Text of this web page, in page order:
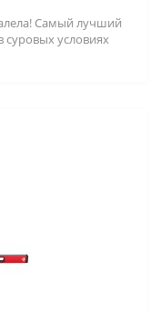
Самый лучший
суровых условиях